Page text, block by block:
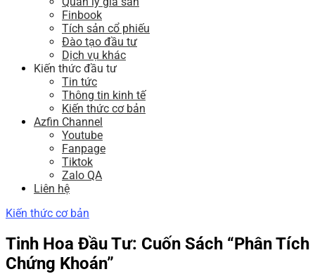
Finbook
Tích sản cổ phiếu
Đào tạo đầu tư
Dịch vụ khác
Kiến thức đầu tư
Tin tức
Thông tin kinh tế
Kiến thức cơ bản
Azfin Channel
Youtube
Fanpage
Tiktok
Zalo QA
Liên hệ
Kiến thức cơ bản
Tinh Hoa Đầu Tư: Cuốn Sách “Phân Tích
Chứng Khoán”